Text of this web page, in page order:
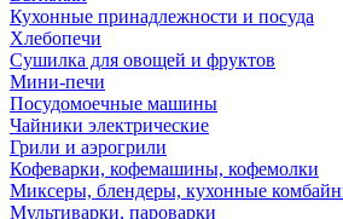
Кухонные принадлежности и посуда
Хлебопечи
Сушилка для овощей и фруктов
Мини-печи
Посудомоечные машины
Чайники электрические
Грили и аэрогрили
Кофеварки, кофемашины, кофемолки
Миксеры, блендеры, кухонные
Мультиварки, пароварки